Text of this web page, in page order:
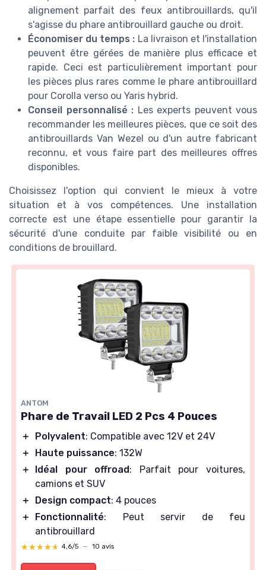
alignement parfait des feux antibrouillards, qu'il
s'agisse du phare antibrouillard gauche ou droit.
Économiser du temps : La livraison et l'installation
peuvent être gérées de manière plus efficace et
rapide. Ceci est particulièrement important pour
les pièces plus rares comme le phare antibrouillard
pour Corolla verso ou Yaris hybrid.
Conseil personnalisé : Les experts peuvent vous
recommander les meilleures pièces, que ce soit des
antibrouillards Van Wezel ou d'un autre fabricant
reconnu, et vous faire part des meilleures offres
disponibles.
Choisissez l'option qui convient le mieux à votre
situation et à vos compétences. Une installation
correcte est une étape essentielle pour garantir la
sécurité d'une conduite par faible visibilité ou en
conditions de brouillard.
ANTOM
Phare de Travail LED 2 Pcs 4 Pouces
＋ Polyvalent: Compatible avec 12V et 24V
＋
Haute puissance: 132W
＋
Idéal pour offroad: Parfait pour voitures,
camions et SUV
＋
Design compact: 4 pouces
＋
Fonctionnalité: Peut servir de feu
antibrouillard
★★★★★
★★★★★ 4,6/5 — 10 avis